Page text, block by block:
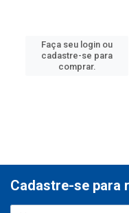
Faça seu login ou
cadastre-se para
comprar.
Cadastre-se para